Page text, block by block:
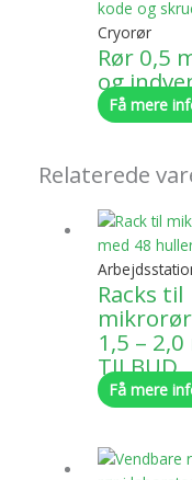
Cryorør
Rør 0,5
og
Få mere
Relaterede
Racks til
mikrorør
1,5 – 2,0
TILBUD
Få mere